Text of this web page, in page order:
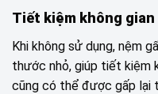
Tiết kiệm không gian
Khi không sử dụng, nệm
thước nhỏ, giúp tiết kiệm
cũng có thể được gấp lại